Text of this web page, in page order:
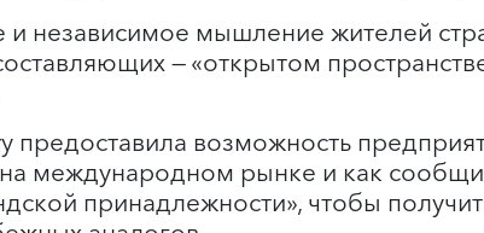
и независимое мышление жителей
— «открытом
предоставила возможность
международном рынке и как
принадлежности», чтобы